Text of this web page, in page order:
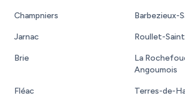
Champniers Barbezieux-
Jarnac Roullet-
Brie
La
Angoumois
Fléac Terres-de-